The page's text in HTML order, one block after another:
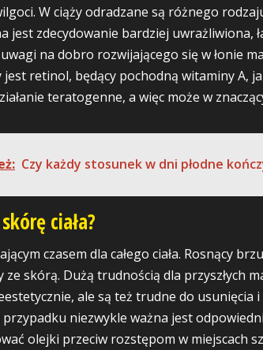
W ciąży odradzane są różnego
jest zdecydowanie bardziej uwrażliwiona,
na dobro rozwijającego się w łonie
jest retinol, będący pochodną witaminy A,
teratogenne, a więc może w
Czy każdy stosunek w dni płodne
ciała?
czasem dla całego ciała. Rosnący
skórą. Dużą trudnością dla przyszłych
ale są też trudne do usunięcia
niezwykle ważna jest
olejki przeciw rozstępom w miejscach